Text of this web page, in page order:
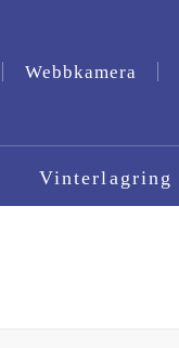
Webbkamera
Vinterlagring